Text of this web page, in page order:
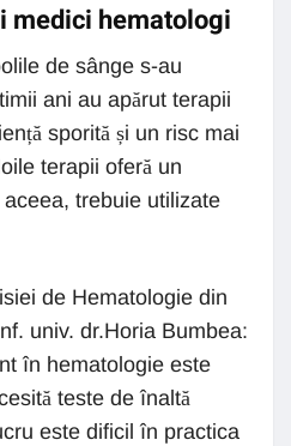
medici hematologi
de sânge s-au
ani au apărut terapii
sporită și un risc mai
terapii oferă un
trebuie utilizate
de Hematologie din
univ. dr.Horia Bumbea:
în hematologie este
teste de înaltă
este dificil în practica